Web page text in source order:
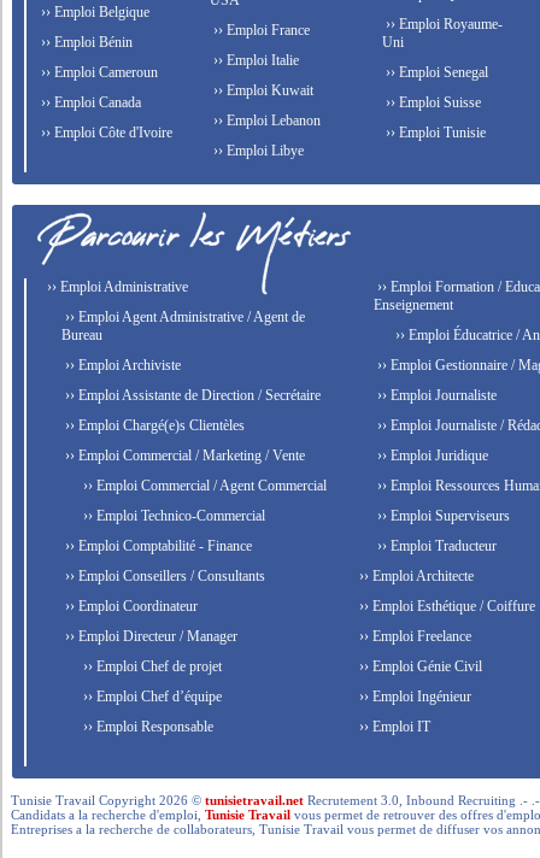
›› Emploi Belgique
›› Emploi Bénin
›› Emploi Cameroun
›› Emploi Canada
›› Emploi Côte d'Ivoire
›› Emploi France
›› Emploi Italie
›› Emploi Kuwait
›› Emploi Lebanon
›› Emploi Libye
›› Emploi Royaume-
Uni
›› Emploi Senegal
›› Emploi Suisse
›› Emploi Tunisie
›› Emploi Administrative
›› Emploi Agent Administrative / Agent de
Bureau
›› Emploi Archiviste
›› Emploi Assistante de Direction / Secrétaire
›› Emploi Chargé(e)s Clientèles
›› Emploi Commercial / Marketing / Vente
›› Emploi Commercial / Agent Commercial
›› Emploi Technico-Commercial
›› Emploi Comptabilité - Finance
›› Emploi Conseillers / Consultants
›› Emploi Coordinateur
›› Emploi Directeur / Manager
›› Emploi Chef de projet
›› Emploi Chef d’équipe
›› Emploi Responsable
›› Emploi Formation /
Enseignement
›› Emploi Éducatrice /
›› Emploi Gestionnaire /
›› Emploi Journaliste
›› Emploi Journaliste /
›› Emploi Juridique
›› Emploi Ressources
›› Emploi Superviseurs
›› Emploi Traducteur
›› Emploi Architecte
›› Emploi Esthétique / Coiffure
›› Emploi Freelance
›› Emploi Génie Civil
›› Emploi Ingénieur
›› Emploi IT
Tunisie Travail Copyright 2026 ©tunisietravail.net Recrutement 3.0, Inbound Recruiting .-
Candidats a la recherche d'emploi,Tunisie Travail vous permet de retrouver des offres
Entreprises a la recherche de collaborateurs, Tunisie Travail vous permet de diffuser vos